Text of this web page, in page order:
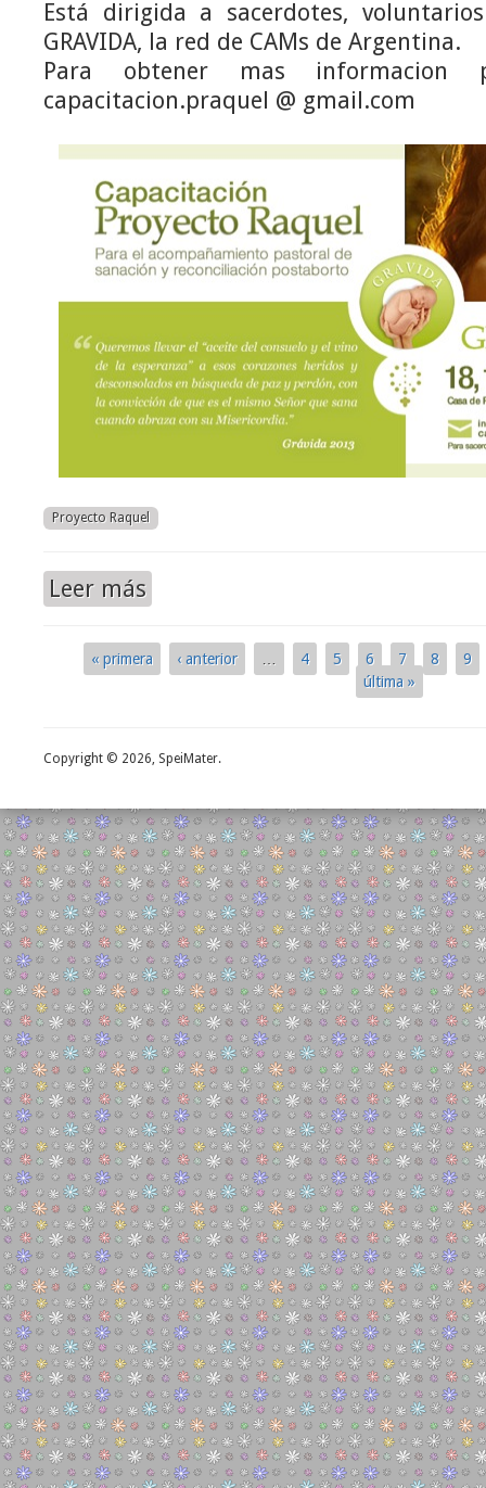
Está dirigida a sacerdotes,
GRAVIDA, la red de CAMs de Argentina.
Para obtener mas informacion
capacitacion.praquel @ gmail.com
Proyecto Raquel
Leer más
Páginas
« primera ‹ anterior 4 5 6 7 8
9
última »
Copyright © 2026, SpeiMater.